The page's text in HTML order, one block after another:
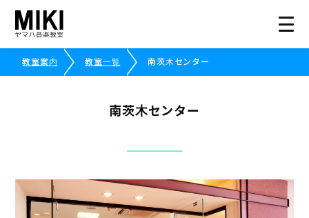
大人のコース
教室案内 教室一覧 南茨木センター
南茨木センター